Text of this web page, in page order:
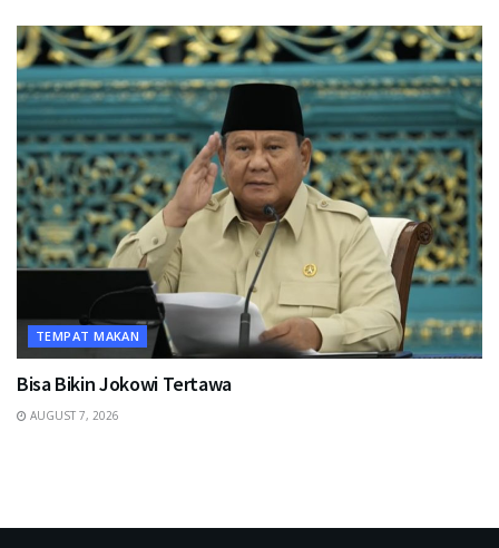
TEMPAT MAKAN
Bisa Bikin Jokowi Tertawa
AUGUST 7, 2026